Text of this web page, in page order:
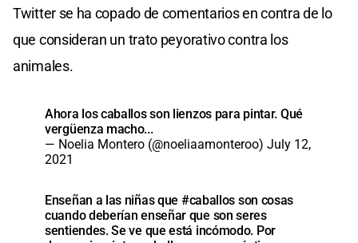
Twitter se ha copado de comentarios en contra de lo
que consideran un trato peyorativo contra los
animales.
Ahora los caballos son lienzos para pintar. Qué
vergüenza macho...
— Noelia Montero (@noeliaamonteroo) July 12,
2021
Enseñan a las niñas que #caballos son cosas
cuando deberían enseñar que son seres
sentiendes. Se ve que está incómodo. Por